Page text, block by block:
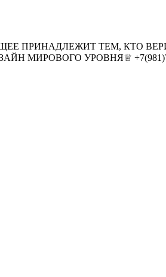
ПРИНАДЛЕЖИТ ТЕМ, КТО
УРОВНЯ♕